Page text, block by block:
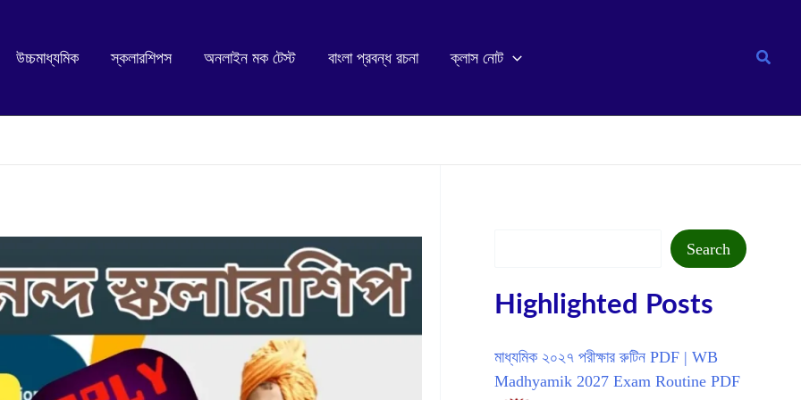
উচ্চমাধ্যমিক স্কলারশিপস অনলাইন মক টেস্ট বাংলা প্রবন্ধ রচনা ক্লাস নোট Search
Search
Highlighted Posts
মাধ্যমিক ২০২৭ পরীক্ষার রুটিন PDF | WB
Madhyamik 2027 Exam Routine PDF